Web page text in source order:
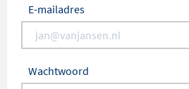
E-mailadres
Wachtwoord